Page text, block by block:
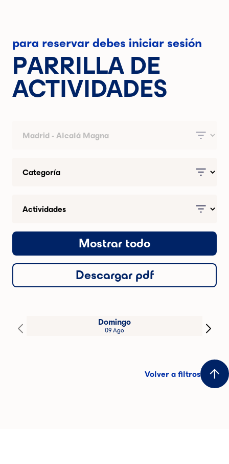
para reservar debes iniciar sesión
PARRILLA DE
ACTIVIDADES
Mostrar todo
Descargar pdf
Domingo
09 Ago
Volver a filtros